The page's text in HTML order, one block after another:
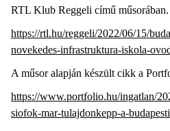
RTL Klub Reggeli című műsorában.
https://rtl.hu/reggeli/2022/06/15/
novekedes-infrastruktura-iskola-
A műsor alapján készült cikk a
https://www.portfolio.hu/ingatlan/
siofok-mar-tulajdonkepp-a-